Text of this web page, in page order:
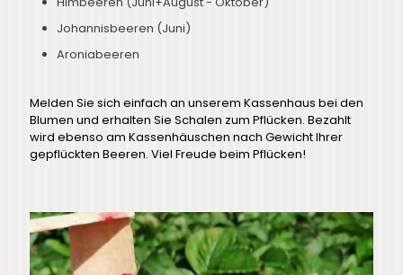
Johannisbeeren (Juni)
Aroniabeeren
Melden Sie sich einfach an unserem Kassenhaus bei den
Blumen und erhalten Sie Schalen zum Pflücken. Bezahlt
wird ebenso am Kassenhäuschen nach Gewicht Ihrer
gepflückten Beeren. Viel Freude beim Pflücken!